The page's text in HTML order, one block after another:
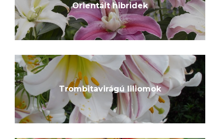
Orientált hibridek
Trombitavirágú liliomok